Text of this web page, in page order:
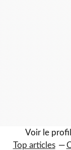
Voir le
Top articles